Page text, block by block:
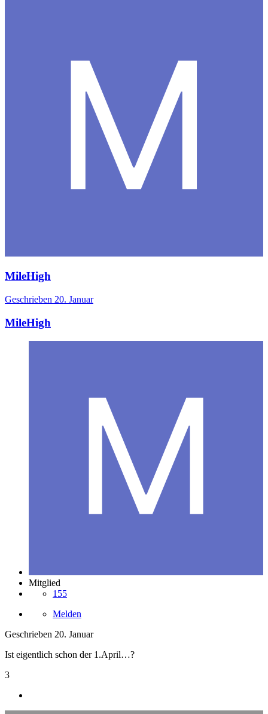
MileHigh
Geschrieben 20. Januar
MileHigh
Mitglied
155
Melden
Geschrieben 20. Januar
Ist eigentlich schon der 1.April…?
3